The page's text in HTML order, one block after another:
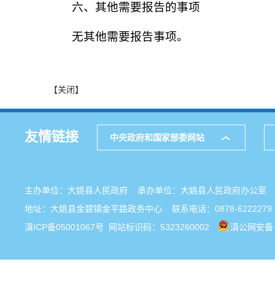
六、其他需要报告的事项
无其他需要报告事项。
【关闭】
友情链接 中央政府和国家部委网站
主办单位：大姚县人民政府 承办单位：大姚县人民政府办公
地址：大姚县金碧镇金平路政务中心 联系电话：0878-6222279
滇ICP备05001067号 网站标识码：5323260002 滇公网安